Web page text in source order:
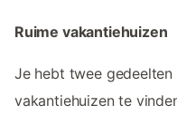
Ruime vakantiehuizen
Je hebt twee
vakantiehuizen te